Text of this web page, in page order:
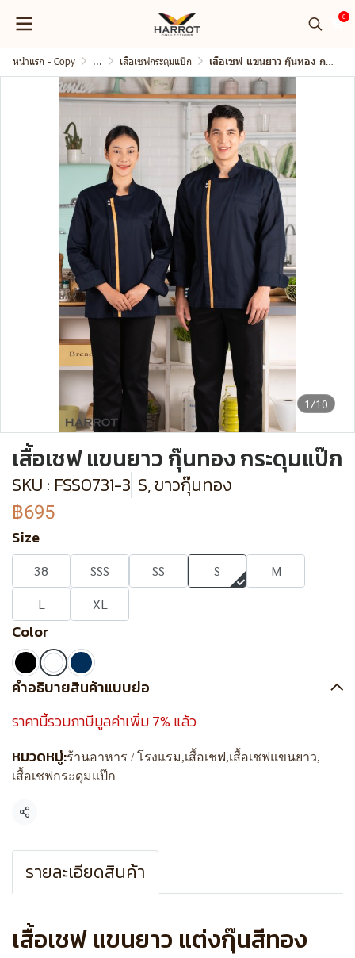
0
หน้าแรก - Copy ... เสื้อเชฟกระดุมแป๊ก เสื้อเชฟ แขนยาว กุ๊นทอง กระดุมแป๊ก
1/10
เสื้อเชฟ แขนยาว กุ๊นทอง กระดุมแป๊ก
SKU : FSS0731-3 S, ขาวกุ๊นทอง
฿695
Size
38 SSS SS S
M
L
XL
Color
คำอธิบายสินค้าแบบย่อ
ราคานี้รวมภาษีมูลค่าเพิ่ม 7% แล้ว
หมวดหมู่:ร้านอาหาร / โรงแรม,เสื้อเชฟ,เสื้อเชฟแขนยาว,
เสื้อเชฟกระดุมแป๊ก
แชร์
รายละเอียดสินค้า
เสื้อเชฟ แขนยาว แต่งกุ๊นสีทอง